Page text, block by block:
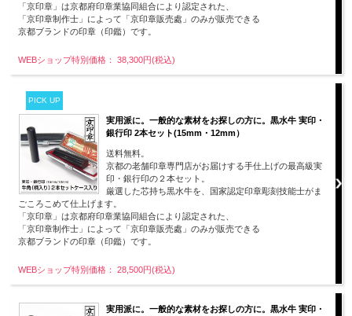
「京印章」は京都府印章業協同組合により認定された、
「京印章制作士」によって「京印章販売處」のみが販売できる
京都ブランドの印章（印鑑）です。
WEBショップ特別価格： 38,300円(税込)
PICK UP
実用派に。一般的な素材をお探しの方に。黒水牛 実印・
銀行印 2本セット(15mm・12mm）
送料無料。
京都の老舗印章専門店がお届けする手仕上げの最高級実
印・銀行印の２本セット。
厳選した芯持ち黒水牛を、国家認定印章彫刻技能士がま
ごころこめて仕上げます。
「京印章」は京都府印章業協同組合により認定された、
「京印章制作士」によって「京印章販売處」のみが販売できる
京都ブランドの印章（印鑑）です。
WEBショップ特別価格： 28,500円(税込)
実用派に。一般的な素材をお探しの方に。黒水牛 実印・